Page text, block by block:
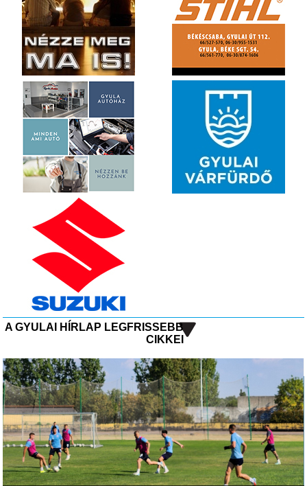
A GYULAI HÍRLAP LEGFRISSEBB
CIKKEI